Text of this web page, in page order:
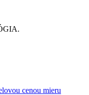
cenou mieru